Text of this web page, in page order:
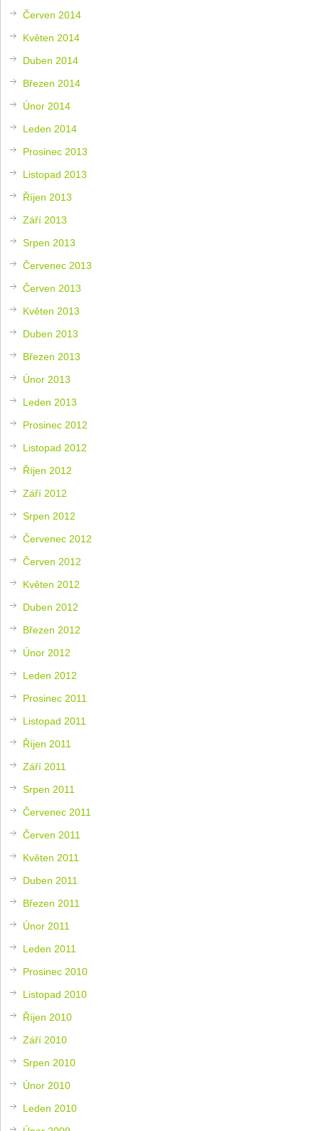
Červen 2014
Květen 2014
Duben 2014
Březen 2014
Únor 2014
Leden 2014
Prosinec 2013
Listopad 2013
Říjen 2013
Září 2013
Srpen 2013
Červenec 2013
Červen 2013
Květen 2013
Duben 2013
Březen 2013
Únor 2013
Leden 2013
Prosinec 2012
Listopad 2012
Říjen 2012
Září 2012
Srpen 2012
Červenec 2012
Červen 2012
Květen 2012
Duben 2012
Březen 2012
Únor 2012
Leden 2012
Prosinec 2011
Listopad 2011
Říjen 2011
Září 2011
Srpen 2011
Červenec 2011
Červen 2011
Květen 2011
Duben 2011
Březen 2011
Únor 2011
Leden 2011
Prosinec 2010
Listopad 2010
Říjen 2010
Září 2010
Srpen 2010
Únor 2010
Leden 2010